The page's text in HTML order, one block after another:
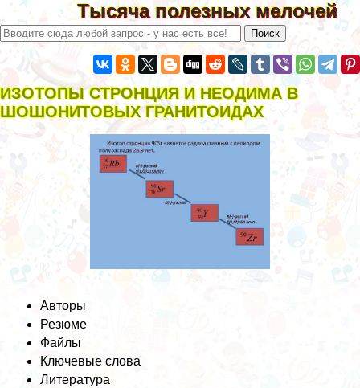
Тысяча полезных мелочей
ИЗОТОПЫ СТРОНЦИЯ И НЕОДИМА В
ШОШОНИТОВЫХ ГРАНИТОИДАХ
Авторы
Резюме
Файлы
Ключевые слова
Литература